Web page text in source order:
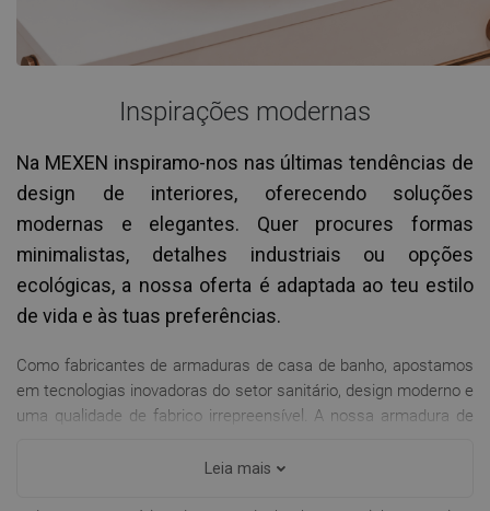
Inspirações modernas
Na MEXEN inspiramo-nos nas últimas tendências de
design de interiores, oferecendo soluções
modernas e elegantes. Quer procures formas
minimalistas, detalhes industriais ou opções
ecológicas, a nossa oferta é adaptada ao teu estilo
de vida e às tuas preferências.
Como fabricantes de armaduras de casa de banho, apostamos
em tecnologias inovadoras do setor sanitário, design moderno e
uma qualidade de fabrico irrepreensível. A nossa armadura de
banho, cabines de duche, bases de duche, chuveiros de teto,
Leia mais